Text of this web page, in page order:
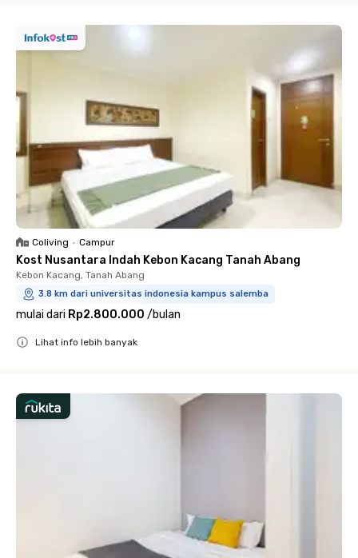
Coliving • Campur
Kost Nusantara Indah Kebon Kacang Tanah Abang
Kebon Kacang, Tanah Abang
3.8 km dari universitas indonesia kampus salemba
mulai dari Rp2.800.000 /bulan
Lihat info lebih banyak